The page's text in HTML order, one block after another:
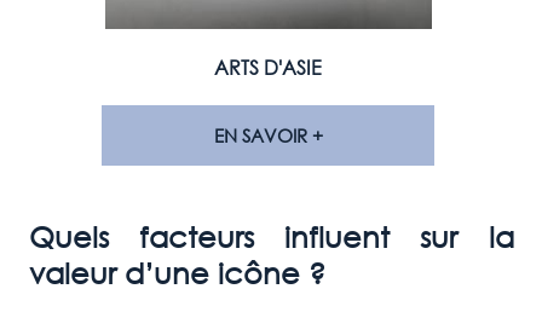
ARTS D'ASIE
EN SAVOIR +
Quels facteurs influent sur la
valeur d’une icône ?